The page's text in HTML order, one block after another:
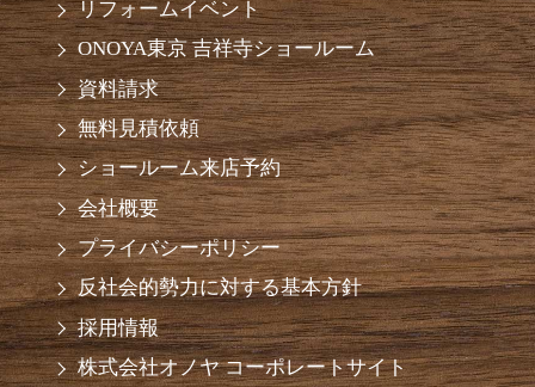
リフォームイベント
ONOYA東京 吉祥寺ショールーム
資料請求
無料見積依頼
ショールーム来店予約
会社概要
プライバシーポリシー
反社会的勢力に対する基本方針
採用情報
株式会社オノヤ コーポレートサイト